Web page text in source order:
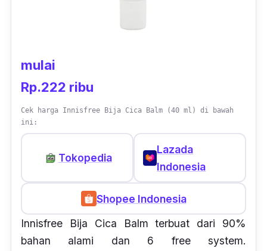
mulai
Rp.222 ribu
Cek harga Innisfree Bija Cica Balm (40 ml) di bawah
ini:
Tokopedia
Lazada
Indonesia
Shopee Indonesia
Innisfree Bija Cica Balm terbuat dari 90%
bahan alami dan 6 free system.